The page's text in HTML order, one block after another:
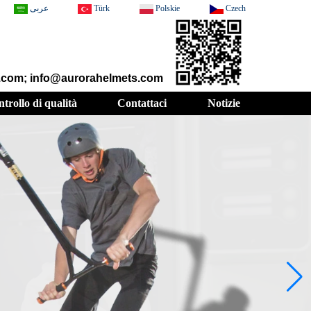
عربى Türk Polskie Czech
info@aurorahelmets.com
di qualità Contattaci Notizie